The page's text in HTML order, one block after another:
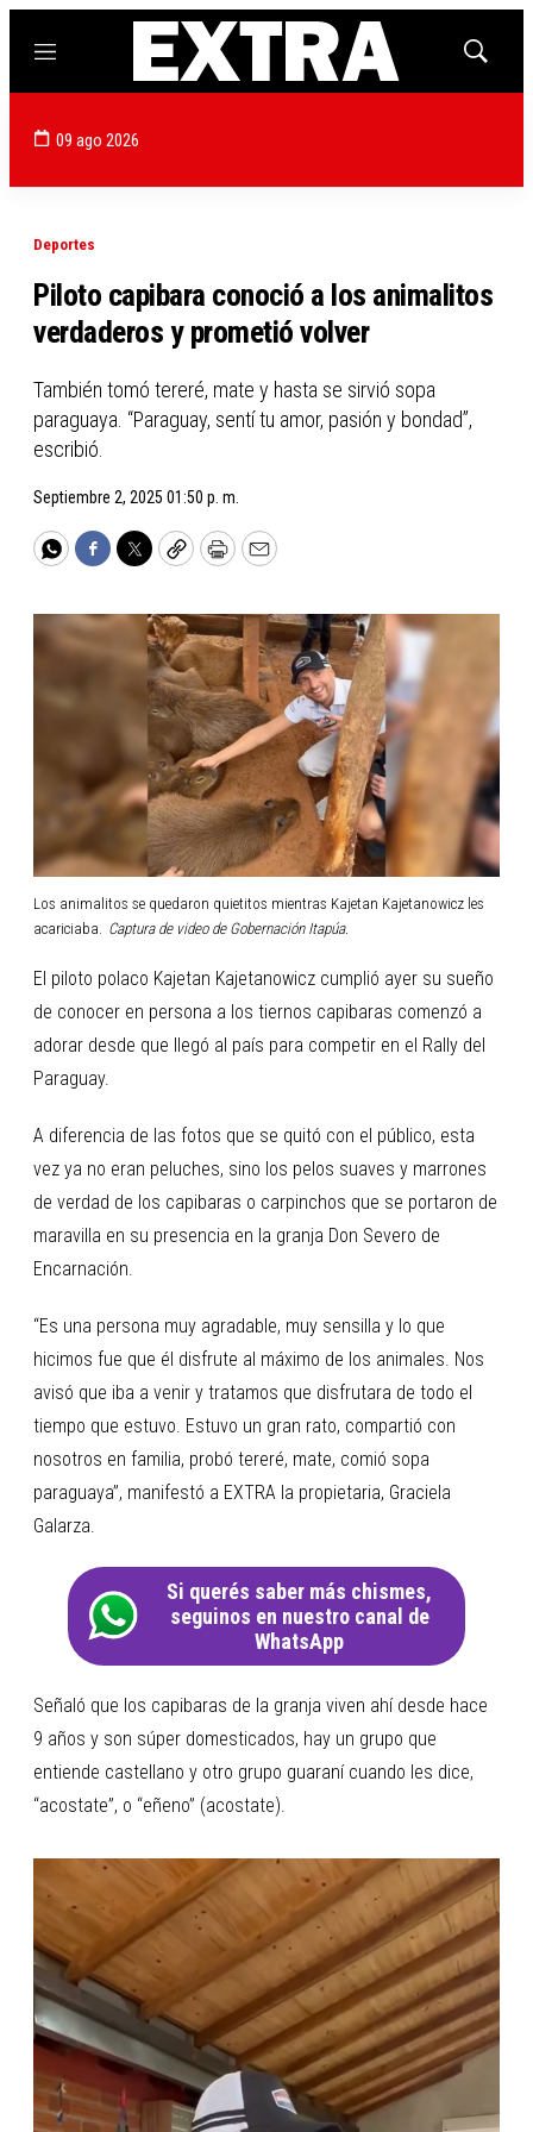
Menú
Mostrar
09 ago 2026
Deportes
Piloto capibara conoció a los animalitos
verdaderos y prometió volver
También tomó tereré, mate y hasta se sirvió sopa
paraguaya. “Paraguay, sentí tu amor, pasión y bondad”,
escribió.
Septiembre 2, 2025 01:50 p. m.
WhatsApp
Facebook
TwitterCopyPrintEmail
Los animalitos se quedaron quietitos mientras Kajetan Kajetanowicz les
acariciaba.
Captura de video de Gobernación Itapúa.
El piloto polaco Kajetan Kajetanowicz cumplió ayer su sueño
de conocer en persona a los tiernos capibaras comenzó a
adorar desde que llegó al país para competir en el Rally del
Paraguay.
A diferencia de las fotos que se quitó con el público, esta
vez ya no eran peluches, sino los pelos suaves y marrones
de verdad de los capibaras o carpinchos que se portaron de
maravilla en su presencia en la granja Don Severo de
Encarnación.
“Es una persona muy agradable, muy sensilla y lo que
hicimos fue que él disfrute al máximo de los animales. Nos
avisó que iba a venir y tratamos que disfrutara de todo el
tiempo que estuvo. Estuvo un gran rato, compartió con
nosotros en familia, probó tereré, mate, comió sopa
paraguaya”, manifestó a EXTRA la propietaria, Graciela
Galarza.
Si querés saber más chismes,
seguinos en nuestro canal de
WhatsApp
Señaló que los capibaras de la granja viven ahí desde hace
9 años y son súper domesticados, hay un grupo que
entiende castellano y otro grupo guaraní cuando les dice,
“acostate”, o “eñeno” (acostate).